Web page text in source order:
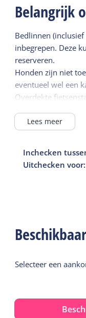
Belangrijk
Bedlinnen
inbegrepen. Deze
reserveren.
Honden zijn niet
eventueel wel een
Overdekte
aanvraag.
Lees meer
Inchecken
Uitchecken voor:
Selecteer een